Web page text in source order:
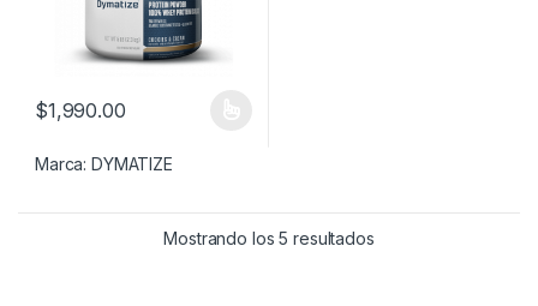
$1,990.00
Este producto tiene múltiples variantes. Las opciones se
Marca:DYMATIZE
Mostrando los 5 resultadosOrdenado por